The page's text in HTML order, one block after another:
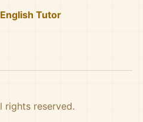
Tutor
rights reserved.